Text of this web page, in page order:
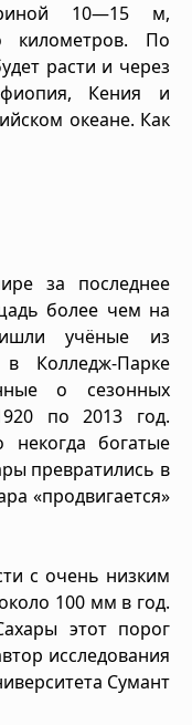
10—15 м,
километров. По
расти и через
Кения и
океане. Как
за последнее
более чем на
учёные из
в Колледж-Парке
о сезонных
по 2013 год.
некогда богатые
превратились в
«продвигается»
с очень низким
100 мм в год.
этот порог
исследования
Сумант